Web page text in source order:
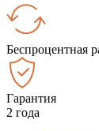
Беспроцентная
Гарантия
2 года